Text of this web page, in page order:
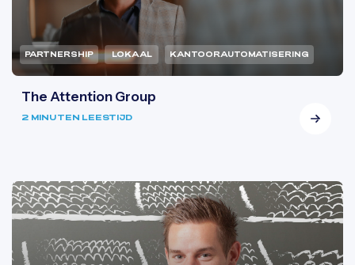
PARTNERSHIP LOKAAL KANTOORAUTOMATISERING
The Attention Group
2 MINUTEN LEESTIJD